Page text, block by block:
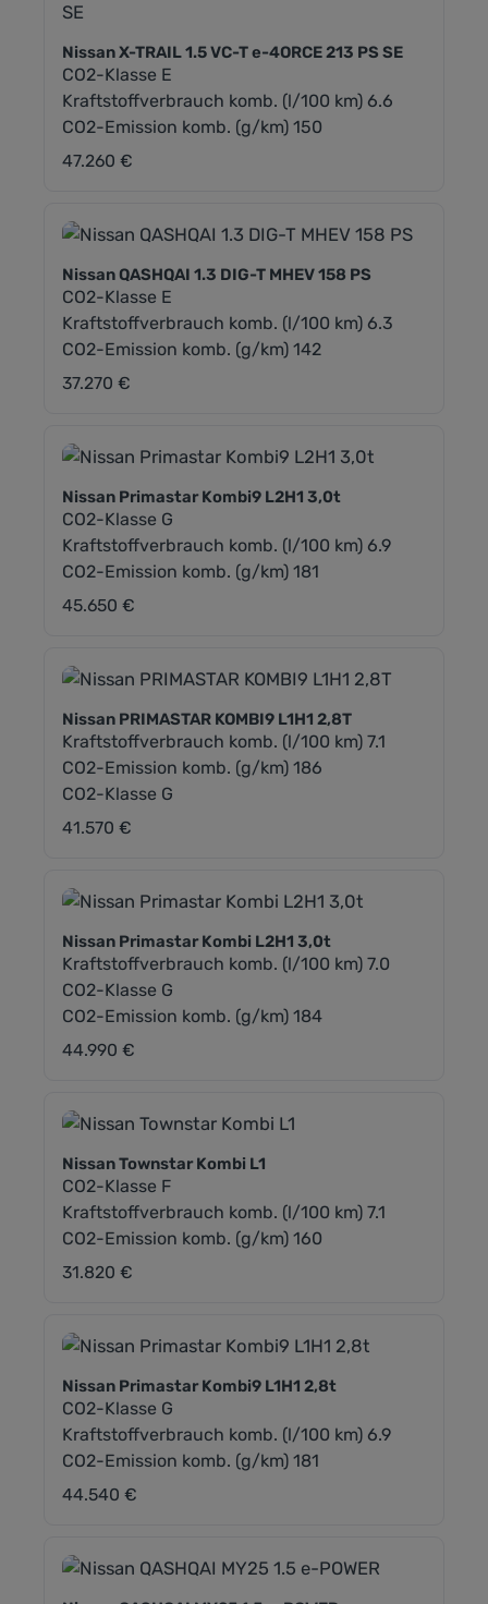
Nissan X-TRAIL 1.5 VC-T e-4ORCE 213 PS SE
CO2-Klasse E
Kraftstoffverbrauch komb. (l/100 km) 6.6
CO2-Emission komb. (g/km) 150
Regulärer Preis:
47.260 €
Nissan QASHQAI 1.3 DIG-T MHEV 158 PS
CO2-Klasse E
Kraftstoffverbrauch komb. (l/100 km) 6.3
CO2-Emission komb. (g/km) 142
Regulärer Preis:
37.270 €
Nissan Primastar Kombi9 L2H1 3,0t
CO2-Klasse G
Kraftstoffverbrauch komb. (l/100 km) 6.9
CO2-Emission komb. (g/km) 181
Regulärer Preis:
45.650 €
Nissan PRIMASTAR KOMBI9 L1H1 2,8T
Kraftstoffverbrauch komb. (l/100 km) 7.1
CO2-Emission komb. (g/km) 186
CO2-Klasse G
Regulärer Preis:
41.570 €
Nissan Primastar Kombi L2H1 3,0t
Kraftstoffverbrauch komb. (l/100 km) 7.0
CO2-Klasse G
CO2-Emission komb. (g/km) 184
Regulärer Preis:
44.990 €
Nissan Townstar Kombi L1
CO2-Klasse F
Kraftstoffverbrauch komb. (l/100 km) 7.1
CO2-Emission komb. (g/km) 160
Regulärer Preis:
31.820 €
Nissan Primastar Kombi9 L1H1 2,8t
CO2-Klasse G
Kraftstoffverbrauch komb. (l/100 km) 6.9
CO2-Emission komb. (g/km) 181
Regulärer Preis:
44.540 €